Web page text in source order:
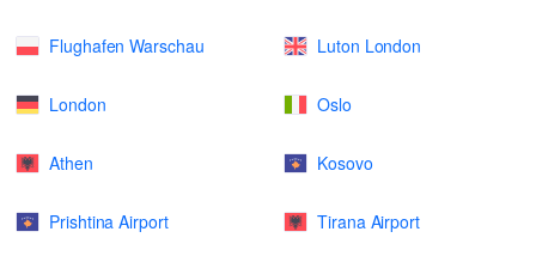
Flughafen Warschau Luton London
London Oslo
Athen Kosovo
Prishtina Airport Tirana Airport